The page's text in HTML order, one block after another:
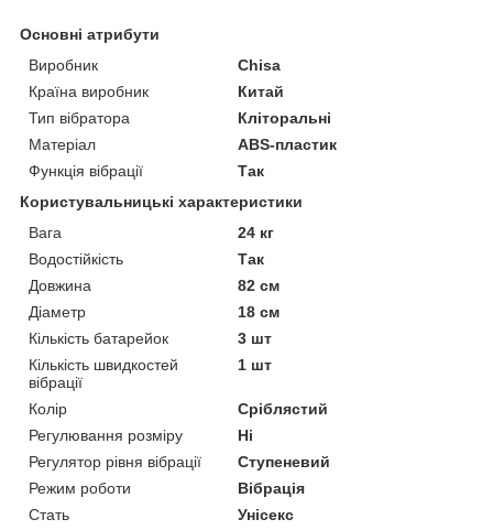
Основні атрибути
Виробник
Chisa
Країна виробник
Китай
Тип вібратора
Кліторальні
Матеріал
ABS-пластик
Функція вібрації
Так
Користувальницькі характеристики
Вага
24 кг
Водостійкість
Так
Довжина
82 см
Діаметр
18 см
Кількість батарейок
3 шт
Кількість швидкостей
вібрації
1 шт
Колір
Сріблястий
Регулювання розміру
Ні
Регулятор рівня вібрації
Ступеневий
Режим роботи
Вібрація
Стать
Унісекс